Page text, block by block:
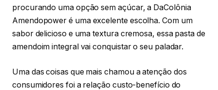
procurando uma opção sem açúcar, a DaColônia
Amendopower é uma excelente escolha. Com um
sabor delicioso e uma textura cremosa, essa pasta de
amendoim integral vai conquistar o seu paladar.
Uma das coisas que mais chamou a atenção dos
consumidores foi a relação custo-benefício do